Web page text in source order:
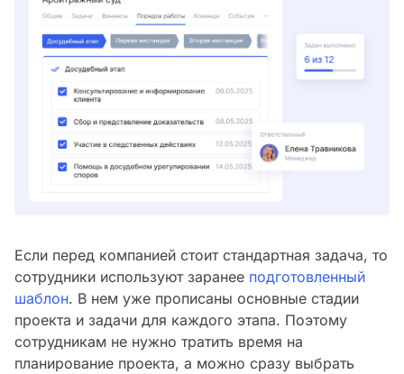
Если перед компанией стоит стандартная задача, то
сотрудники используют заранее подготовленный
шаблон. В нем уже прописаны основные стадии
проекта и задачи для каждого этапа. Поэтому
сотрудникам не нужно тратить время на
планирование проекта, а можно сразу выбрать